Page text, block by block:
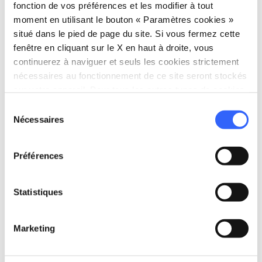
fonction de vos préférences et les modifier à tout
moment en utilisant le bouton « Paramètres cookies »
situé dans le pied de page du site. Si vous fermez cette
fenêtre en cliquant sur le X en haut à droite, vous
continuerez à naviguer et seuls les cookies strictement
nécessaires au fonctionnement de ce site seront stockés
Nécessaires
Préférences
Statistiques
Marketing
Piazza dei Priori, 8, 56048 Volterra PI,
Italia
schedule Quand
Fin octobre - Début novembre
email E-mail
infovolterragusto@gmail.com open_in_new
Site web
phone Téléphone